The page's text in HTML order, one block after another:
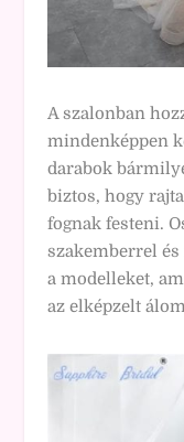
A szalonban
mindenképpen
darabok
biztos, hogy
fognak festeni.
szakemberrel
a modelleket,
az elképzelt